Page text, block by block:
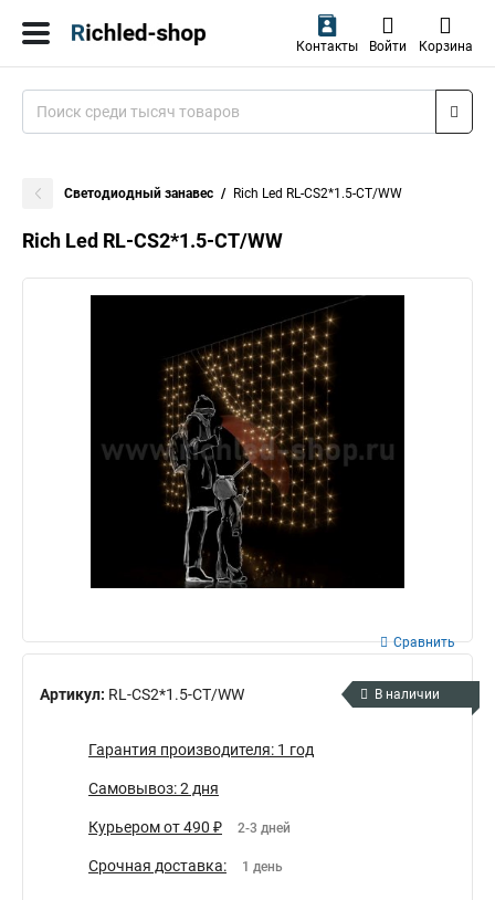
Контакты Войти Корзина
Светодиодный занавес Rich Led RL-CS2*1.5-CT/WW
Rich Led RL-CS2*1.5-CT/WW
Артикул: RL-CS2*1.5-CT/WW
Сравнить
В наличии
Гарантия производителя: 1 год
Самовывоз: 2 дня
Курьером от 490 ₽ 2-3 дней
Срочная доставка: 1 день